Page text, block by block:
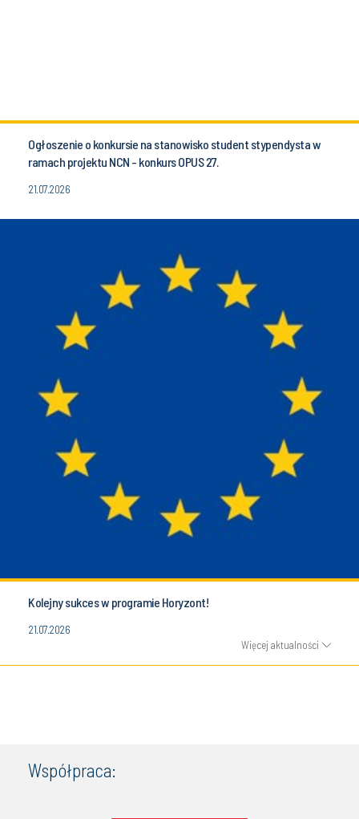
Ogłoszenie o konkursie na stanowisko student stypendysta w
ramach projektu NCN - konkurs OPUS 27.
21.07.2026
Kolejny sukces w programie Horyzont!
21.07.2026
Więcej aktualności
Współpraca: